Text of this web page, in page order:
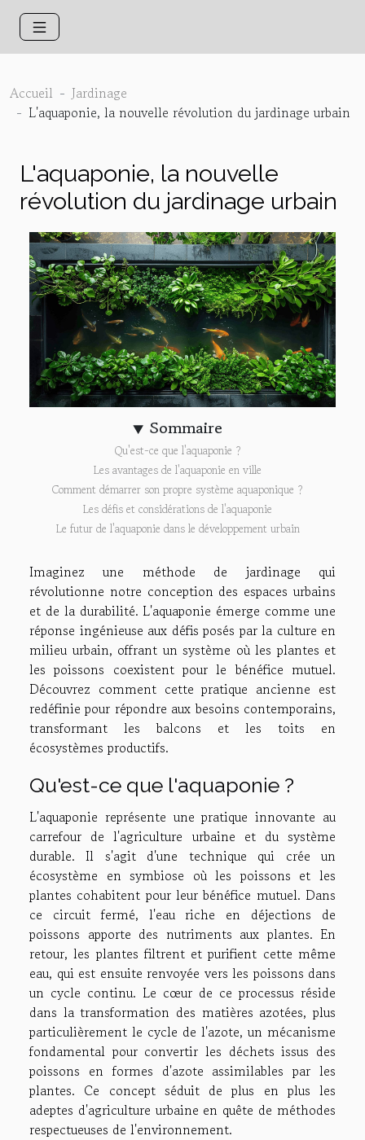
Accueil
Jardinage
L'aquaponie, la nouvelle révolution du jardinage urbain
L'aquaponie, la nouvelle
révolution du jardinage urbain
Sommaire
Qu'est-ce que l'aquaponie ?
Les avantages de l'aquaponie en ville
Comment démarrer son propre système aquaponique ?
Les défis et considérations de l'aquaponie
Le futur de l'aquaponie dans le développement urbain
Imaginez une méthode de jardinage qui
révolutionne notre conception des espaces urbains
et de la durabilité. L'aquaponie émerge comme une
réponse ingénieuse aux défis posés par la culture en
milieu urbain, offrant un système où les plantes et
les poissons coexistent pour le bénéfice mutuel.
Découvrez comment cette pratique ancienne est
redéfinie pour répondre aux besoins contemporains,
transformant les balcons et les toits en
écosystèmes productifs.
Qu'est-ce que l'aquaponie ?
L'aquaponie représente une pratique innovante au
carrefour de l'agriculture urbaine et du système
durable. Il s'agit d'une technique qui crée un
écosystème en symbiose où les poissons et les
plantes cohabitent pour leur bénéfice mutuel. Dans
ce circuit fermé, l'eau riche en déjections de
poissons apporte des nutriments aux plantes. En
retour, les plantes filtrent et purifient cette même
eau, qui est ensuite renvoyée vers les poissons dans
un cycle continu. Le cœur de ce processus réside
dans la transformation des matières azotées, plus
particulièrement le cycle de l'azote, un mécanisme
fondamental pour convertir les déchets issus des
poissons en formes d'azote assimilables par les
plantes. Ce concept séduit de plus en plus les
adeptes d'agriculture urbaine en quête de méthodes
respectueuses de l'environnement.